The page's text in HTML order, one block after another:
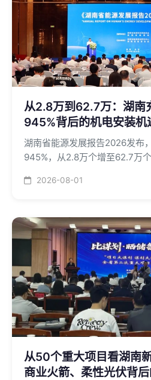
从2.8万到62.7万：湖南
945%背后的机电安装机
湖南省能源发展报告2026发布
945%，从2.8万个增至62.7万
2026-08-01
从50个重大项目看湖南
商业火箭、柔性光伏背